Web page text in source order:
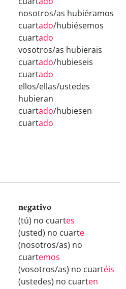
nosotros/as hubiéramos
cuartado/hubiésemos
cuartado
vosotros/as hubierais
cuartado/hubieseis
cuartado
ellos/ellas/ustedes
hubieran
cuartado/hubiesen
cuartado
negativo
(tú) no cuartes
(usted) no cuarte
(nosotros/as) no
cuartemos
(vosotros/as) no cuartéis
(ustedes) no cuarten